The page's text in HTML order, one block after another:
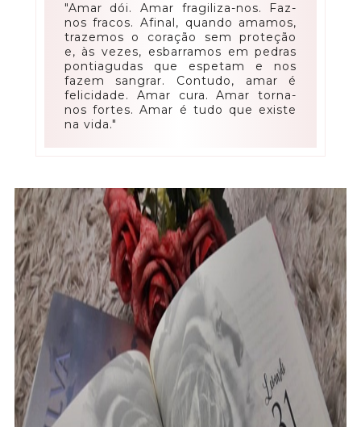
"Amar dói. Amar fragiliza-nos. Faz-
nos fracos. Afinal, quando amamos,
trazemos o coração sem proteção
e, às vezes, esbarramos em pedras
pontiagudas que espetam e nos
fazem sangrar. Contudo, amar é
felicidade. Amar cura. Amar torna-
nos fortes. Amar é tudo que existe
na vida."